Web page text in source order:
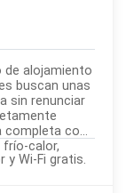
de alojamiento
buscan unas
sin renunciar
completa con
frío-calor,
El alojamiento cuenta con piscina exterior y Wi-Fi gratis.